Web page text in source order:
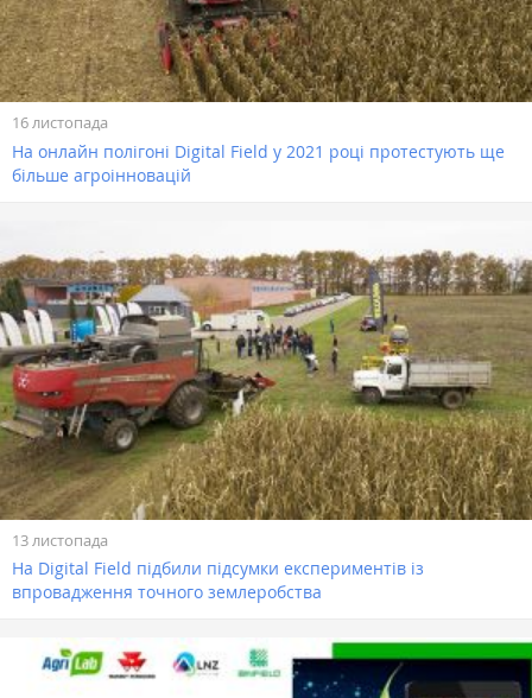
16 листопада
На онлайн полігоні Digital Field у 2021 році протестують ще
більше агроінновацій
13 листопада
На Digital Field підбили підсумки експериментів із
впровадження точного землеробства